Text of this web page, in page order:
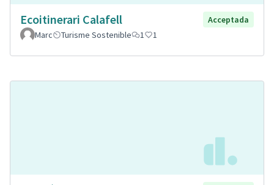
Ecoitinerari Calafell
Acceptada
Marc
Turisme Sostenible 1 1